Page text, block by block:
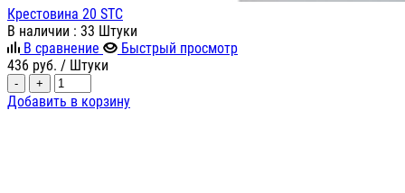
Крестовина 20 STC
В наличии : 33 Штуки
В сравнение
Быстрый просмотр
436 руб. / Штуки
- +
Добавить в корзину